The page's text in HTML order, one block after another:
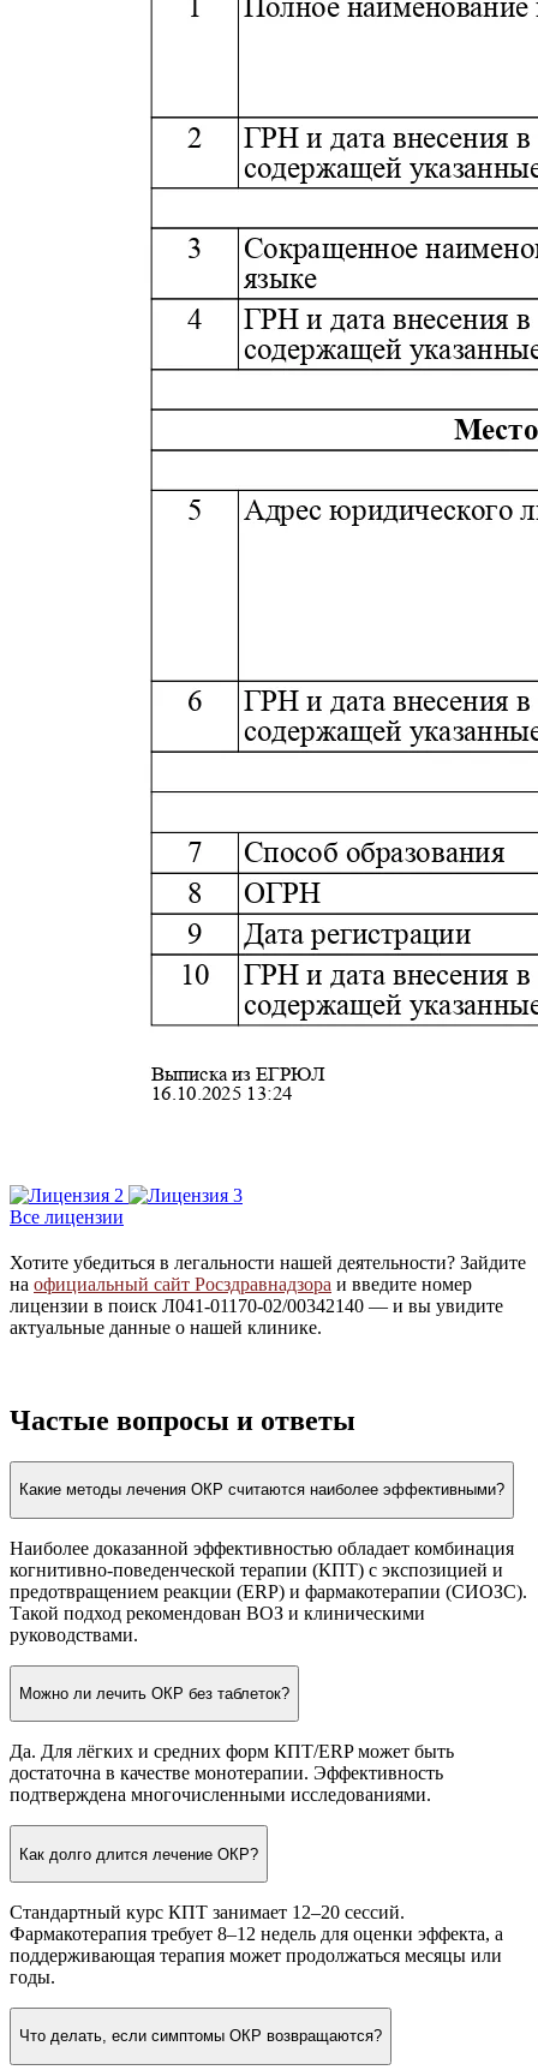
Все лицензии
Хотите убедиться в легальности нашей деятельности? Зайдите
на официальный сайт Росздравнадзора и введите номер
лицензии в поиск Л041-01170-02/00342140 — и вы увидите
актуальные данные о нашей клинике.
Частые вопросы и ответы
Какие методы лечения ОКР считаются наиболее эффективными?
Наиболее доказанной эффективностью обладает комбинация
когнитивно-поведенческой терапии (КПТ) с экспозицией и
предотвращением реакции (ERP) и фармакотерапии (СИОЗС).
Такой подход рекомендован ВОЗ и клиническими
руководствами.
Можно ли лечить ОКР без таблеток?
Да. Для лёгких и средних форм КПТ/ERP может быть
достаточна в качестве монотерапии. Эффективность
подтверждена многочисленными исследованиями.
Как долго длится лечение ОКР?
Стандартный курс КПТ занимает 12–20 сессий.
Фармакотерапия требует 8–12 недель для оценки эффекта, а
поддерживающая терапия может продолжаться месяцы или
годы.
Что делать, если симптомы ОКР возвращаются?